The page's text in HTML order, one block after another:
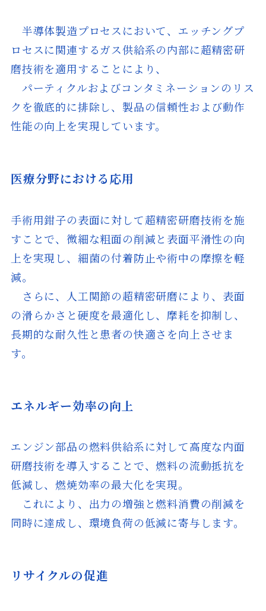
半導体製造プロセスにおいて、エッチングプ
ロセスに関連するガス供給系の内部に超精密研
磨技術を適用することにより、
パーティクルおよびコンタミネーションのリス
クを徹底的に排除し、製品の信頼性および動作
性能の向上を実現しています。
医療分野における応用
手術用鉗子の表面に対して超精密研磨技術を施
すことで、微細な粗面の削減と表面平滑性の向
上を実現し、細菌の付着防止や術中の摩擦を軽
減。
さらに、人工関節の超精密研磨により、表面
の滑らかさと硬度を最適化し、摩耗を抑制し、
長期的な耐久性と患者の快適さを向上させま
す。
エネルギー効率の向上
エンジン部品の燃料供給系に対して高度な内面
研磨技術を導入することで、燃料の流動抵抗を
低減し、燃焼効率の最大化を実現。
これにより、出力の増強と燃料消費の削減を
同時に達成し、環境負荷の低減に寄与します。
リサイクルの促進